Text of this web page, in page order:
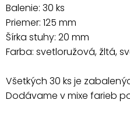
Balenie: 30 ks
Priemer: 125 mm
Šírka stuhy: 20 mm
Farba: svetloružová, žltá,
Všetkých 30 ks je
Dodávame v mixe farieb